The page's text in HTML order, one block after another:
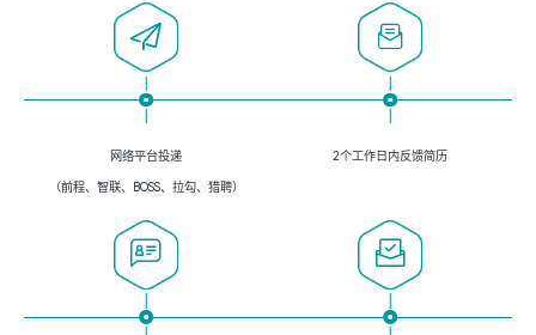
网络平台投递
（前程、智联、BOSS、拉勾、猎聘）
2个工作日内反馈简历